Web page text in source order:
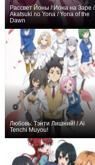
Рассвет Йоны / Иона на Заре /
Akatsuki no Yona / Yona of the
Dawn
Любовь: Тэнти Лишний! / Ai
Tenchi Muyou!